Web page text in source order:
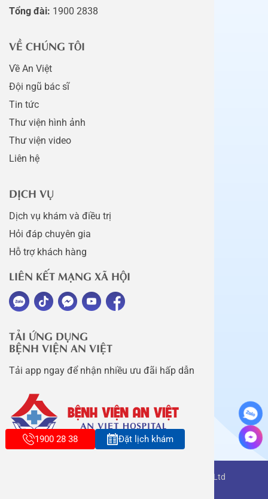
Tổng đài: 1900 2838
VỀ CHÚNG TÔI
Về An Việt
Đội ngũ bác sĩ
Tin tức
Thư viện hình ảnh
Thư viện video
Liên hệ
DỊCH VỤ
Dịch vụ khám và điều trị
Hỏi đáp chuyên gia
Hỗ trợ khách hàng
LIÊN KẾT MẠNG XÃ HỘI
TẢI ỨNG DỤNG
BỆNH VIỆN AN VIỆT
Tải app ngay để nhận nhiều ưu đãi hấp dẫn
Copyright belongs to An Viet Thang Long Co., Ltd
1900 28 38 Đặt lịch khám